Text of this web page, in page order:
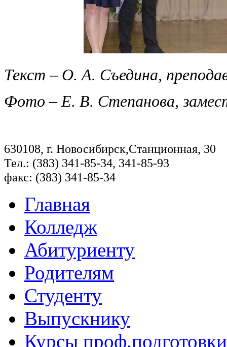
Текст – О. А. Съедина,
Фото – Е. В. Степанова,
630108, г. Новосибирск,Станционная, 30
Тел.: (383) 341-85-34, 341-85-93
факс: (383) 341-85-34
Главная
Колледж
Абитуриенту
Родителям
Студенту
Выпускнику
Курсы проф.подготовки